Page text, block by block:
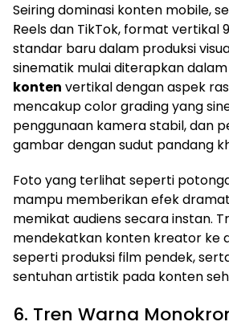
Seiring dominasi konten mobile,
Reels dan TikTok, format vertikal
standar baru dalam produksi
sinematik mulai diterapkan dalam
konten vertikal dengan aspek
mencakup color grading yang
penggunaan kamera stabil, dan
gambar dengan sudut pandang
Foto yang terlihat seperti
mampu memberikan efek
memikat audiens secara instan.
mendekatkan konten kreator ke
seperti produksi film pendek,
sentuhan artistik pada konten
6. Tren Warna